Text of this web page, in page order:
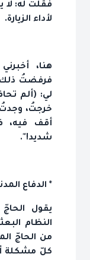
فقلتُ له: لا
لأداء الزيارة.
هنا،
فرفضتُ ذلك
لي: (ألم
خرجتُ،
أقف فيه،
شديد!".
* الدفاع
يقول
النظام
من الحاجّ
كلّ مشكلة